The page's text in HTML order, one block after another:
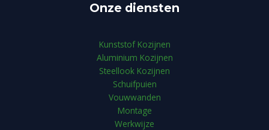
Onze diensten
Kunststof Kozijnen
Aluminium Kozijnen
Steellook Kozijnen
Schuifpuien
Vouwwanden
Montage
Werkwijze